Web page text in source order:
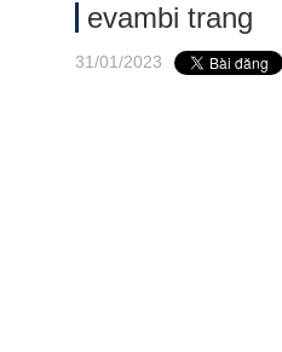
evambi trang
31/01/2023